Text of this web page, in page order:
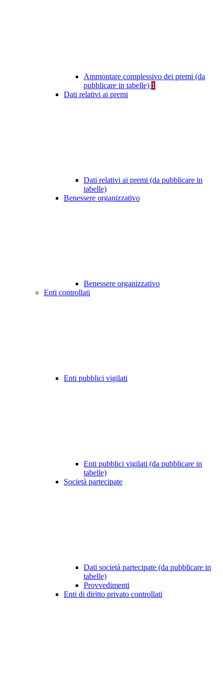
Ammontare complessivo dei premi (da
pubblicare in tabelle) 1
Dati relativi ai premi
Dati relativi ai premi (da pubblicare in
tabelle)
Benessere organizzativo
Benessere organizzativo
Enti controllati
Enti pubblici vigilati
Enti pubblici vigilati (da pubblicare in
tabelle)
Società partecipate
Dati società partecipate (da pubblicare in
tabelle)
Provvedimenti
Enti di diritto privato controllati